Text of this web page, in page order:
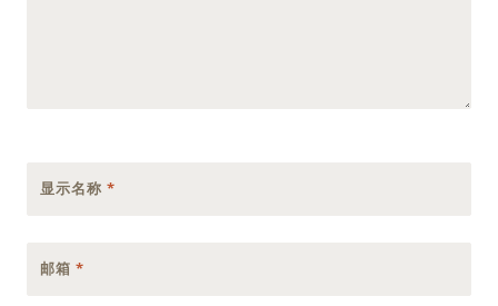
显示名称 *
邮箱 *